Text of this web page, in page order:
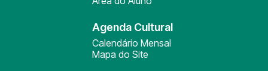
Agenda Cultural
Calendário Mensal
Mapa do Site